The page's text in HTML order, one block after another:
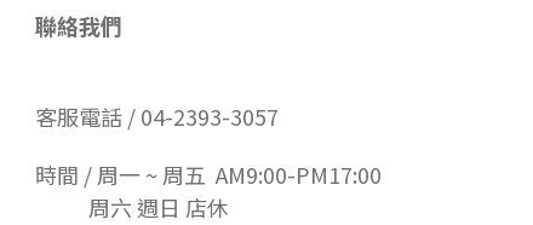
聯絡我們
客服電話 / 04-2393-3057
時間 / 周一 ~ 周五 AM9:00-PM17:00
周六 週日 店休